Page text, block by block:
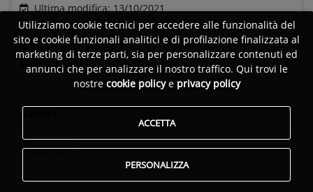
Ultima modifica: 13/10/2021
Followers:2
Visite:
557
Generi
Utilizziamo cookie tecnici per accedere alle funzionalità del
sito e cookie funzionali analitici e di profilazione finalizzata al
marketing di terze parti, sia per personalizzare contenuti ed
annunci che per analizzare il nostro traffico. Qui trovi le
nostre cookie policye privacy policy
ACCETTA
PERSONALIZZA